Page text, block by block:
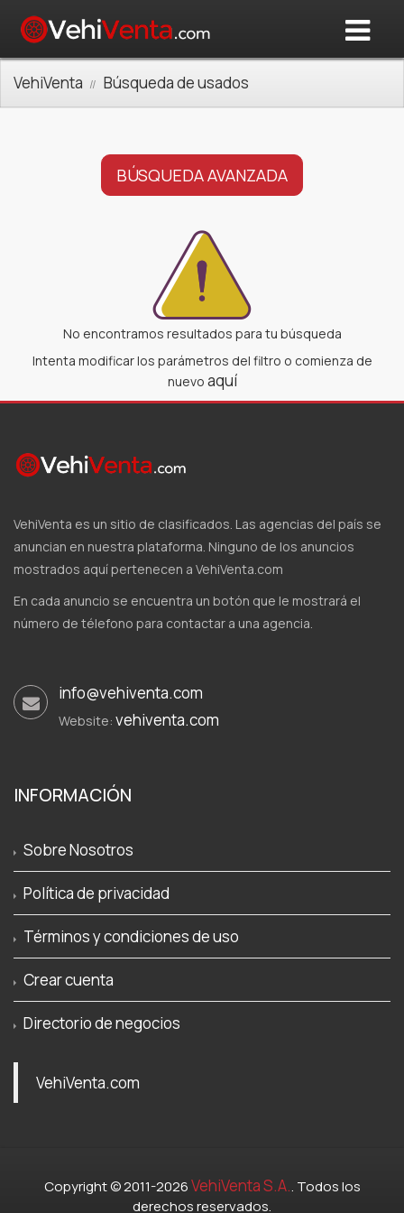
VehiVenta Búsqueda de usados
BÚSQUEDA AVANZADA
No encontramos resultados para tu búsqueda
Intenta modificar los parámetros del filtro o comienza de
nuevo aquí
VehiVenta es un sitio de clasificados. Las agencias del país se
anuncian en nuestra plataforma. Ninguno de los anuncios
mostrados aquí pertenecen a VehiVenta.com
En cada anuncio se encuentra un botón que le mostrará el
número de télefono para contactar a una agencia.
info@vehiventa.com
Website: vehiventa.com
INFORMACIÓN
Sobre Nosotros
Política de privacidad
Términos y condiciones de uso
Crear cuenta
Directorio de negocios
VehiVenta.com
Copyright © 2011-2026VehiVenta S.A.. Todos los
derechos reservados.